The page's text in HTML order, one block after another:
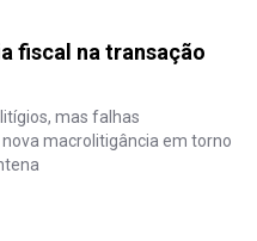
fiscal na transação
mas falhas
macrolitigância em torno